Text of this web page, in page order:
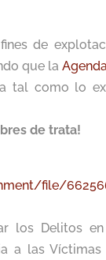
de
que la
tal como lo
de trata!
file/
los Delitos
a las